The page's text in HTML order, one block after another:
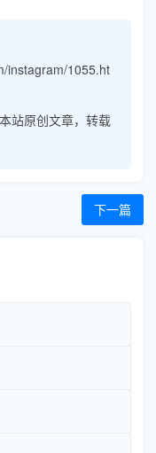
instagram/1055.ht
站原创文章，转载
下一篇